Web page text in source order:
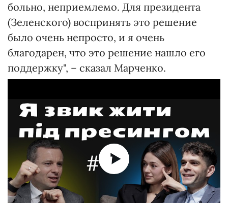
больно, неприемлемо. Для президента
(Зеленского) воспринять это решение
было очень непросто, и я очень
благодарен, что это решение нашло его
поддержку", – сказал Марченко.